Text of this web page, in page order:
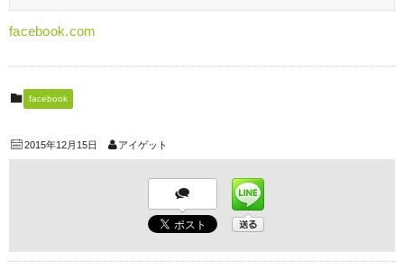
facebook.com
facebook
2015年12月15日 アイゲット